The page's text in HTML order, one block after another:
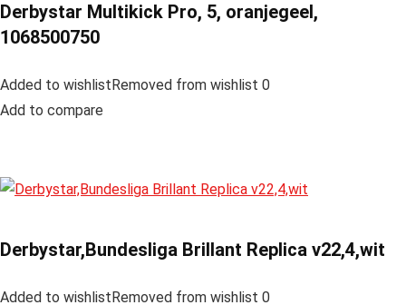
Derbystar Multikick Pro, 5, oranjegeel,
1068500750
Added to wishlistRemoved from wishlist 0
Add to compare
Derbystar,Bundesliga Brillant Replica v22,4,wit
Added to wishlistRemoved from wishlist 0